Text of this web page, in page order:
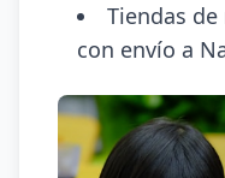
Tiendas
con envío a